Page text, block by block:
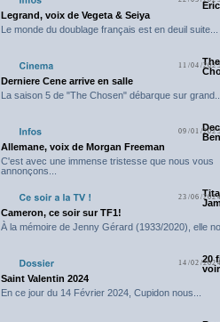
Eric
Legrand, voix de Vegeta & Seiya
Le monde du doublage français est en deuil suite...
11/04/2025
The
Derniere Cene arrive en salle
La saison 5 de "The Chosen" débarque sur grand...
09/01/
Allemane, voix de Morgan Freeman
C'est avec une immense tristesse que nous vous
annonçons...
23/06/
Cameron, ce soir sur TF1!
À la mémoire de Jenny Gérard (1933/2020), elle
14/02/20
Saint Valentin 2024
En ce jour du 14 Février 2024, Cupidon nous...